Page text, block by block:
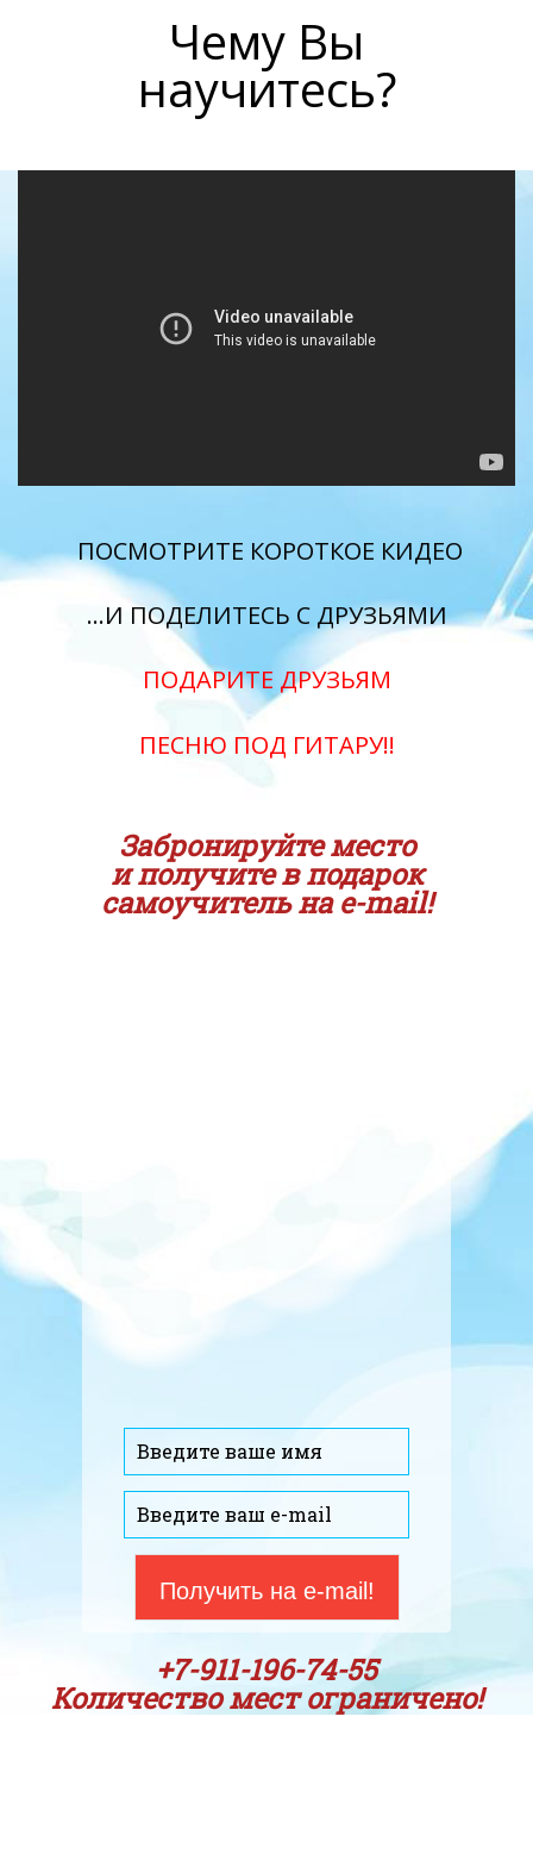
Чему Вы
научитесь?
ПОСМОТРИТЕ КОРОТКОЕ КИДЕО
…И ПОДЕЛИТЕСЬ С ДРУЗЬЯМИ
ПОДАРИТЕ ДРУЗЬЯМ
ПЕСНЮ ПОД ГИТАРУ!!
Забронируйте место
и получите в подарок
самоучитель на e-mail!
+7-911-196-74-55
Количество мест ограничено!